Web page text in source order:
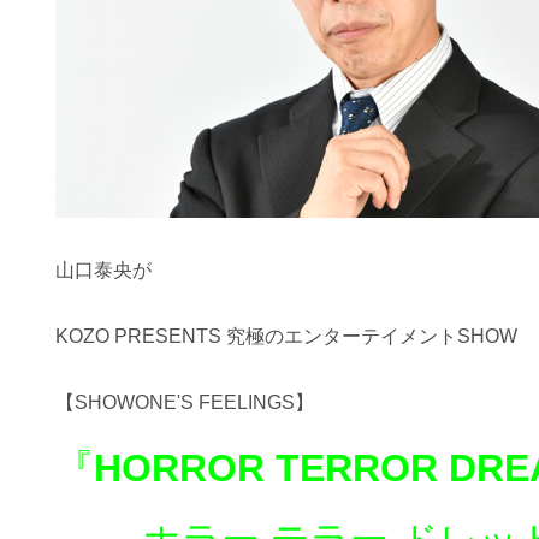
山口泰央が
KOZO PRESENTS 究極のエンターテイメントSHOW
【SHOWONE'S FEELINGS】
『HORROR TERROR